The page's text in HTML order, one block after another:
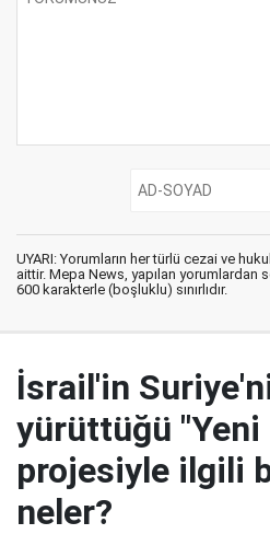
UYARI: Yorumların her türlü cezai ve
aittir. Mepa News, yapılan yorumlardan
600 karakterle (boşluklu) sınırlıdır.
İsrail'in
yürüttüğü "Yeni
projesiyle ilgili
neler?